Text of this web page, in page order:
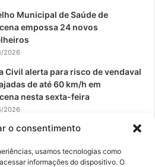
o consentimento
usamos tecnologias como
informações do dispositivo. O
Municipal de Saúde de
empossa 24 novos
2026
Civil alerta para risco de vendaval
de até 60 km/h em
nesta sexta-feira
2026
tem a melhor nota do IDEB no
2026